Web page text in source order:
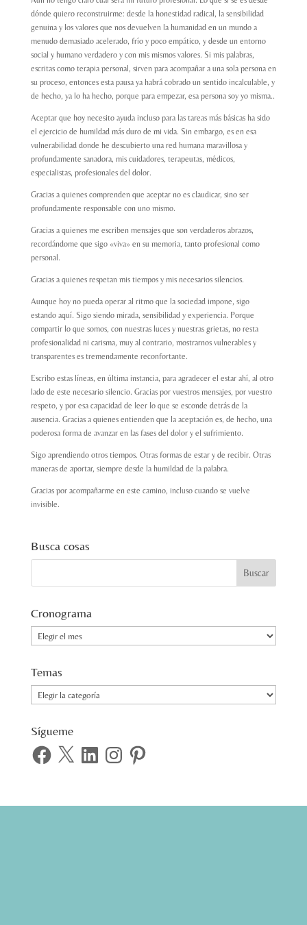
dónde quiero reconstruirme: desde la honestidad radical, la sensibilidad
genuina y los valores que nos devuelven la humanidad en un mundo a
menudo demasiado acelerado, frío y poco empático, y desde un entorno
social y humano verdadero y con mis mismos valores. Si mis palabras,
escritas como terapia personal, sirven para acompañar a una sola persona en
su proceso, entonces esta pausa ya habrá cobrado un sentido incalculable, y
de hecho, ya lo ha hecho, porque para empezar, esa persona soy yo misma..
Aceptar que hoy necesito ayuda incluso para las tareas más básicas ha sido
el ejercicio de humildad más duro de mi vida. Sin embargo, es en esa
vulnerabilidad donde he descubierto una red humana maravillosa y
profundamente sanadora, mis cuidadores, terapeutas, médicos,
especialistas, profesionales del dolor.
Gracias a quienes comprenden que aceptar no es claudicar, sino ser
profundamente responsable con uno mismo.
Gracias a quienes me escriben mensajes que son verdaderos abrazos,
recordándome que sigo «viva» en su memoria, tanto profesional como
personal.
Gracias a quienes respetan mis tiempos y mis necesarios silencios.
Aunque hoy no pueda operar al ritmo que la sociedad impone, sigo
estando aquí. Sigo siendo mirada, sensibilidad y experiencia. Porque
compartir lo que somos, con nuestras luces y nuestras grietas, no resta
profesionalidad ni carisma, muy al contrario, mostrarnos vulnerables y
transparentes es tremendamente reconfortante.
Escribo estas líneas, en última instancia, para agradecer el estar ahí, al otro
lado de este necesario silencio. Gracias por vuestros mensajes, por vuestro
respeto, y por esa capacidad de leer lo que se esconde detrás de la
ausencia. Gracias a quienes entienden que la aceptación es, de hecho, una
poderosa forma de avanzar en las fases del dolor y el sufrimiento.
Sigo aprendiendo otros tiempos. Otras formas de estar y de recibir. Otras
maneras de aportar, siempre desde la humildad de la palabra.
Gracias por acompañarme en este camino, incluso cuando se vuelve
invisible.
Busca cosas
Cronograma
Cronograma
Temas
Temas
Sígueme
Facebook
X LinkedInInstagramPinterest